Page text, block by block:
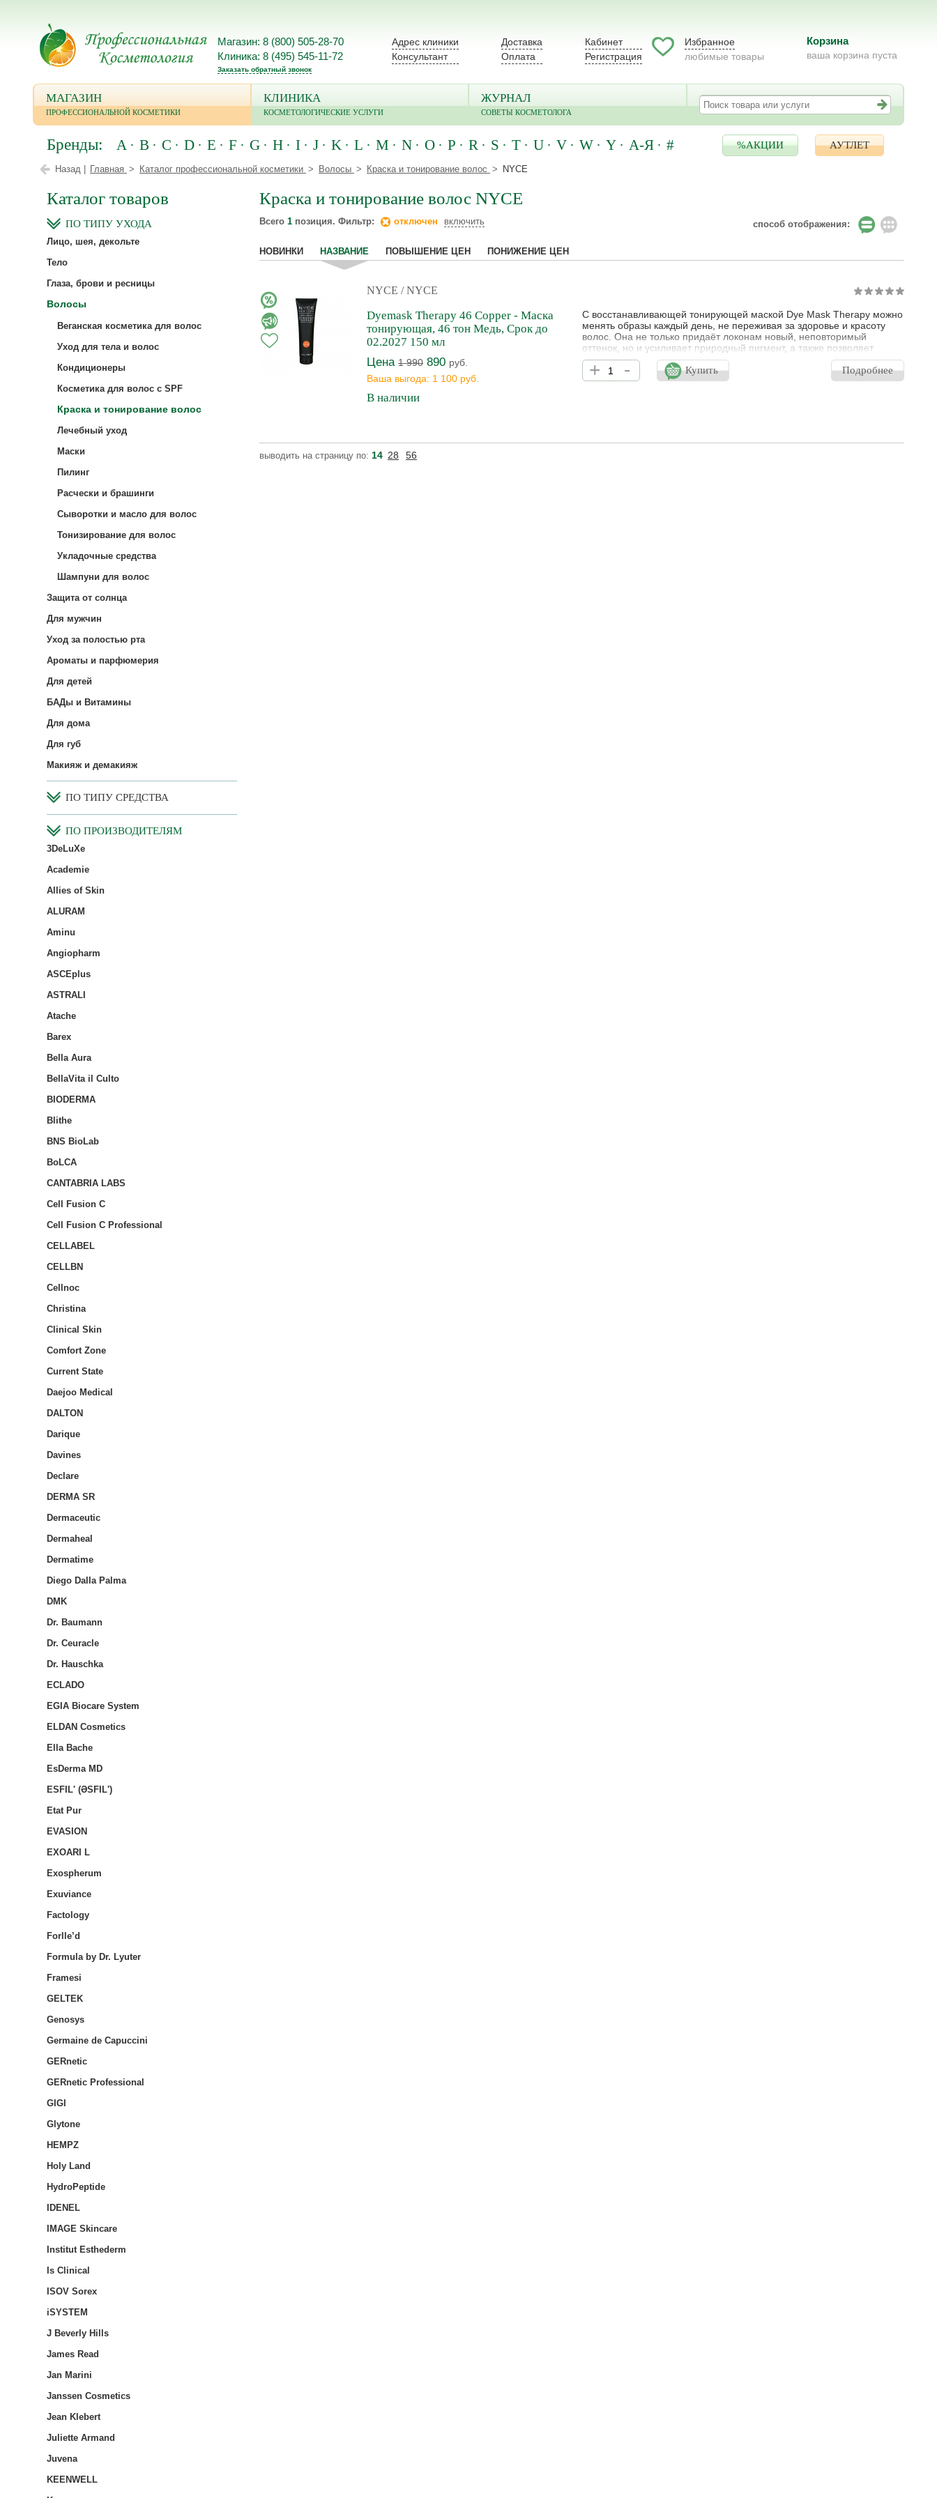
Магазин: 8 (800) 505-28-70
Клиника: 8 (495) 545-11-72
Заказать обратный звонок
Адрес клиники
Консультант
Доставка
Оплата
Кабинет
Регистрация
Избранное
любимые товары
Корзина
ваша корзина пуста
МАГАЗИН
ПРОФЕССИОНАЛЬНОЙ КОСМЕТИКИ
КЛИНИКА
КОСМЕТОЛОГИЧЕСКИЕ УСЛУГИ
ЖУРНАЛ
СОВЕТЫ КОСМЕТОЛОГА
Бренды: A B C D E F G H I J K L M N O P R S T U V W Y А-Я # %АКЦИИ АУТЛЕТ
Назад | Главная Каталог профессиональной косметики Волосы Краска и тонирование волос NYCE
Краска и тонирование волос NYCE
Всего 1 позиция. Фильтр: отключен включить способ отображения:
НОВИНКИ НАЗВАНИЕ ПОВЫШЕНИЕ ЦЕН ПОНИЖЕНИЕ ЦЕН
NYCE / NYCE
Dyemask Therapy 46 Copper - Маска
тонирующая, 46 тон Медь, Срок до
02.2027 150 мл
Цена 1 990 890 руб.
Ваша выгода: 1 100 руб.
В наличии
С восстанавливающей тонирующей маской Dye Mask Therapy можно
менять образы каждый день, не переживая за здоровье и красоту
волос. Она не только придаёт локонам новый, неповторимый
оттенок, но и усиливает природный пигмент, а также позволяет
сохранить интенсивность косметического цвета, продлевая жизнь
окрашиванию и мелированию. Благодаря комплексу масел,
экстракту папайи и протеинам шелка, маска оказывает ухаживающее
+ - Купить Подробнее
выводить на страницу по: 14 28 56
Каталог товаров
ПО ТИПУ УХОДА
Лицо, шея, декольте
Тело
Глаза, брови и ресницы
Волосы
Веганская косметика для волос
Уход для тела и волос
Кондиционеры
Косметика для волос с SPF
Краска и тонирование волос
Лечебный уход
Маски
Пилинг
Расчески и брашинги
Сыворотки и масло для волос
Тонизирование для волос
Укладочные средства
Шампуни для волос
Защита от солнца
Для мужчин
Уход за полостью рта
Ароматы и парфюмерия
Для детей
БАДы и Витамины
Для дома
Для губ
Макияж и демакияж
ПО ТИПУ СРЕДСТВА
ПО ПРОИЗВОДИТЕЛЯМ
3DeLuXe
Academie
Allies of Skin
ALURAM
Aminu
Angiopharm
ASCEplus
ASTRALI
Atache
Barex
Bella Aura
BellaVita il Culto
BIODERMA
Blithe
BNS BioLab
BoLCA
CANTABRIA LABS
Cell Fusion C
Cell Fusion C Professional
CELLABEL
CELLBN
Cellnoc
Christina
Clinical Skin
Comfort Zone
Current State
Daejoo Medical
DALTON
Darique
Davines
Declare
DERMA SR
Dermaceutic
Dermaheal
Dermatime
Diego Dalla Palma
DMK
Dr. Baumann
Dr. Ceuracle
Dr. Hauschka
ECLADO
EGIA Biocare System
ELDAN Cosmetics
Ella Bache
EsDerma MD
ESFIL' (ƏSFIL')
Etat Pur
EVASION
EXOARI L
Exospherum
Exuviance
Factology
Forlle’d
Formula by Dr. Lyuter
Framesi
GELTEK
Genosys
Germaine de Capuccini
GERnetic
GERnetic Professional
GIGI
Glytone
HEMPZ
Holy Land
HydroPeptide
IDENEL
IMAGE Skincare
Institut Esthederm
Is Clinical
ISOV Sorex
iSYSTEM
J Beverly Hills
James Read
Jan Marini
Janssen Cosmetics
Jean Klebert
Juliette Armand
Juvena
KEENWELL